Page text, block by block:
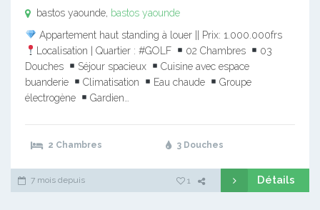
bastos yaounde, bastos yaounde
Appartement haut standing à louer || Prix: 1.000.000frs
Localisation | Quartier : #GOLF
02 Chambres
03
Douches
Séjour spacieux
Cuisine avec espace
buanderie
Climatisation Eau chaude
Groupe
électrogène
Gardien…
2 Chambres 3 Douches
7 mois depuis 1 Détails